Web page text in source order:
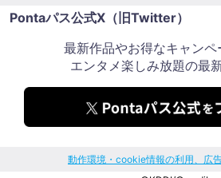
対応OS：iOS 15.0以上／Android™ 6.0以
※ご契約の会社・通信回線・機
るアプリ・コンテンツやサー
ービスサイトでご確認くださ
※ご利用にはインターネット環境が必要です。
※ご利用にはau IDでのWEB登録が必要です。
※課金開始日の翌月同日が次の課金日となり、以降
ただし、29日～31日が課金開始日の場合、翌月
Pontaパス公式X（旧Twitter）
最新作品やお得なキャン
エンタメ楽しみ放題の最
動作環境・cookie情報の利用、広